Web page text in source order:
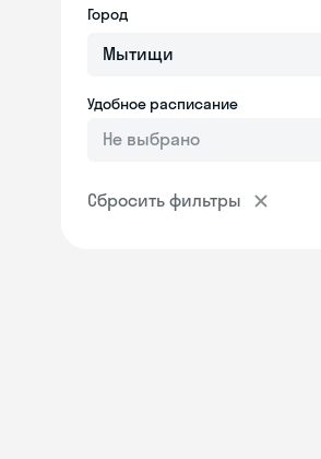
Город
Удобное расписание
Не выбрано
Сбросить фильтры